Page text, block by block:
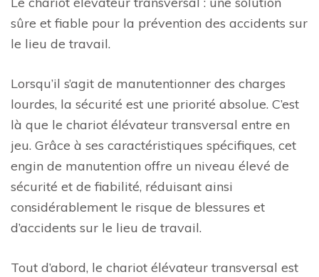
sûre et fiable pour la prévention des accidents sur
le lieu de travail.
Lorsqu’il s’agit de manutentionner des charges
lourdes, la sécurité est une priorité absolue. C’est
là que le chariot élévateur transversal entre en
jeu. Grâce à ses caractéristiques spécifiques, cet
engin de manutention offre un niveau élevé de
sécurité et de fiabilité, réduisant ainsi
considérablement le risque de blessures et
d’accidents sur le lieu de travail.
Tout d’abord, le chariot élévateur transversal est